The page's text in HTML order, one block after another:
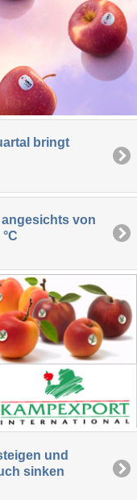
bringt
von
und
sinken